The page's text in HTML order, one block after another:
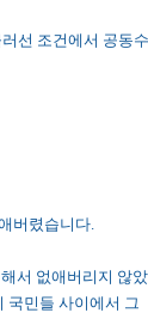
선 조건에서 공동수
버렸습니다.
서 없애버리지 않았
국민들 사이에서 그